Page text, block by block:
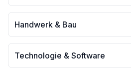
Handwerk & Bau
Technologie & Software